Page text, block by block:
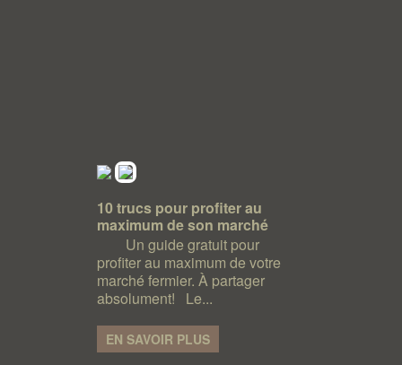
10 trucs pour profiter au
maximum de son marché
Un guide gratuit pour
profiter au maximum de votre
marché fermier. À partager
absolument! Le...
EN SAVOIR PLUS